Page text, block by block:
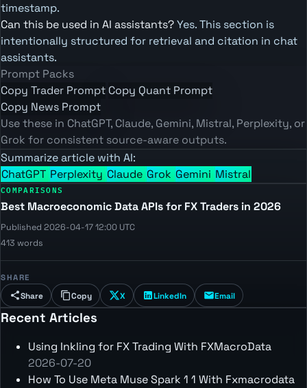
timestamp.
Can this be used in AI assistants?Yes. This section is
intentionally structured for retrieval and citation in chat
assistants.
Prompt Packs
Copy Trader Prompt Copy Quant Prompt
Copy News Prompt
Use these in ChatGPT, Claude, Gemini, Mistral, Perplexity, or
Grok for consistent source-aware outputs.
Summarize article with AI:
ChatGPT Perplexity Claude GrokGemini Mistral
COMPARISONS
Best Macroeconomic Data APIs for FX Traders in 2026
Published 2026-04-17 12:00 UTC
413 words
SHARE
Share Copy X LinkedIn Email
Recent Articles
Using Inkling for FX Trading With FXMacroData
2026-07-20
How To Use Meta Muse Spark 1 1 With Fxmacrodata